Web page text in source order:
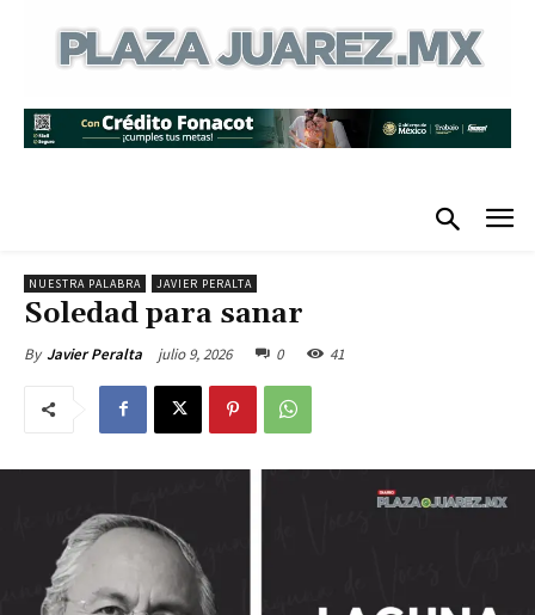
NUESTRA PALABRA JAVIER PERALTA
Soledad para sanar
By Javier Peralta julio 9, 2026 0 41